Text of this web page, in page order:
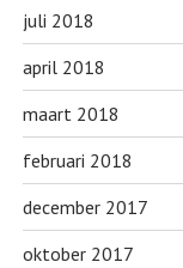
juli 2018
april 2018
maart 2018
februari 2018
december 2017
oktober 2017